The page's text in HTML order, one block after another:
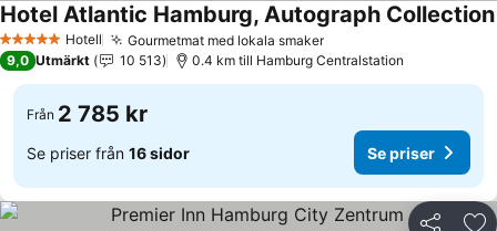
5 Stjärnor Hotell Gourmetmat med lokala smaker
Hotel Atlantic Hamburg, Autograph Collection
9,0 Utmärkt 10 513 0.4 km till Hamburg Centralstation
Från 2 785 kr
Se priser från 16 sidor Se priser